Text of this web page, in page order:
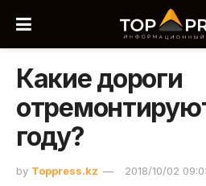
Какие дороги
году?
by Toppress.kz 2018/10/02